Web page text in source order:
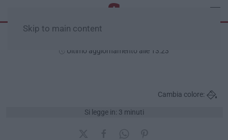
Skip to main content
Ultimo aggiornamento alle 13:23
Si legge in: 3 minuti
Cambia colore: